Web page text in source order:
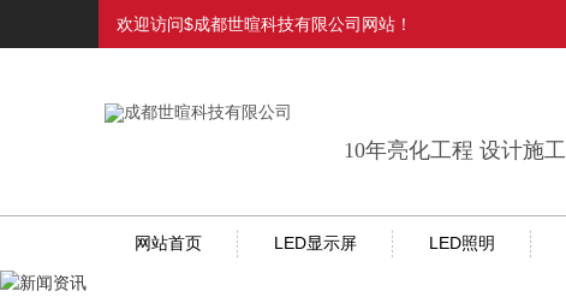
欢迎访问$成都世暄科技有限公司网站！
10年亮化工程 设计施工
网站首页 LED显示屏 LED照明